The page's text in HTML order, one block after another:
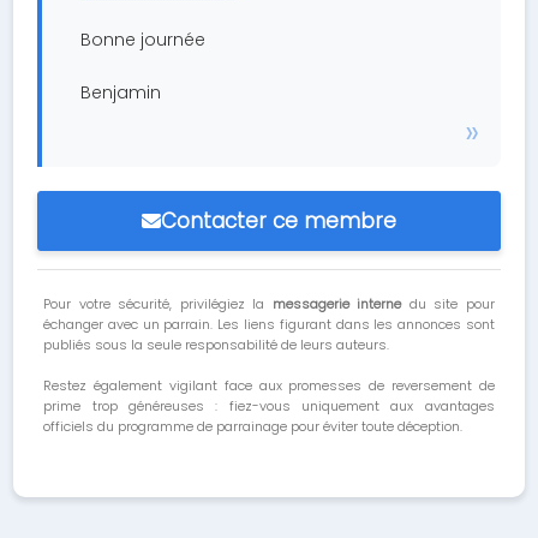
Bonne journée
Benjamin
Contacter ce membre
Pour votre sécurité, privilégiez la messagerie internedu site pour
échanger avec un parrain. Les liens figurant dans les annonces sont
publiés sous la seule responsabilité de leurs auteurs.
Restez également vigilant face aux promesses de reversement de
prime trop généreuses : fiez-vous uniquement aux avantages
officiels du programme de parrainage pour éviter toute déception.